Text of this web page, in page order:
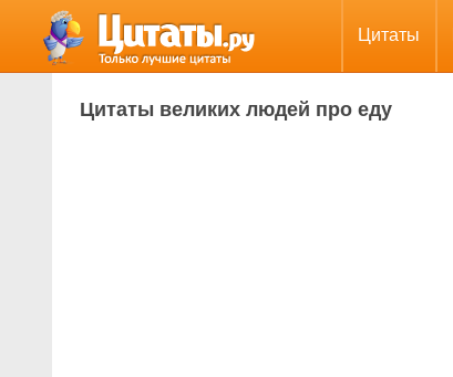
Цитаты
Цитаты великих людей про еду